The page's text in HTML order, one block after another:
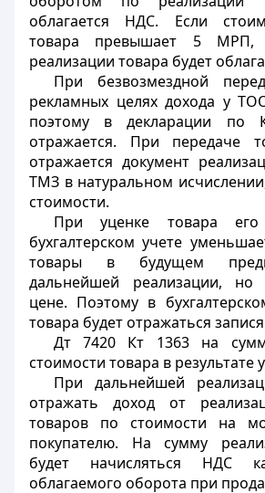
облагается НДС. Если
товара превышает 5 МРП,
реализации товара будет
При безвозмездной
рекламных целях дохода у
поэтому в декларации по
отражается. При передаче
отражается документ
ТМЗ в натуральном
стоимости.
При уценке товара
бухгалтерском учете
товары в будущем
дальнейшей реализации,
цене. Поэтому в
товара будет отражаться
Дт 7420 Кт 1363 на
стоимости товара в результате
При дальнейшей
отражать доход от
товаров по стоимости на
покупателю. На сумму
будет начисляться НДС
облагаемого оборота при